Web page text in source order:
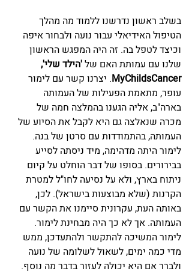
בשלב ראשון נדרשנו ללמוד מה מהלך
הטיפול האידיאלי עבור נועה ולבחור איפה
וכיצד לטפל בה. זה היה המפגש הראשון
שלנו עם עמותת האם של 'הילד שלי',
MyChildsCancer. יצרנו קשר עם לימור
עופר, מתאמת הפעילות של העמותה
בארה"ב, אליה הגענו בהמלצה חמה של
מכרה שנאלצה גם היא לקבל את הסיוע של
העמותה, בהתמודדות עם סרטן של בנה.
לימור היתה מדהימה, מיד ניסתה לסייע
בבירורים. בסופו של דבר הוחלט על קיום
ניתוח בארץ, ולא על נסיעה לחו"ל למטרת
הקרנות (שלא מבוצעות בישראל). לכן,
באותה העת, עקרונית סיימנו את הקשר עם
העמותה. אך לא כך היה מבחינת לימור.
לימור המשיכה להתקשר ולהתעדכן, ממש
מדי כמה ימים, לשאול לשלומה של נועה
ולברר אם היא יכולה לעזור בדבר מה נוסף.